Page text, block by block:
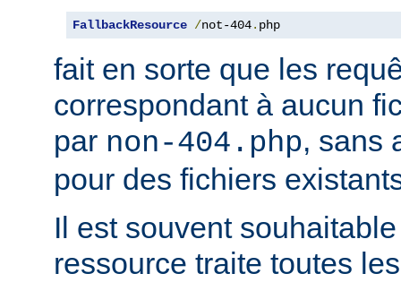
FallbackResource /not-404. php
fait en sorte que les
correspondant à aucun
par non-404.php, sans
pour des fichiers
Il est souvent
ressource traite toutes